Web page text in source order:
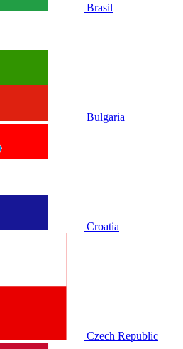
Brasil
Bulgaria
Croatia
Czech Republic